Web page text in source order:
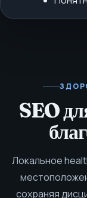
SEO
Локальное
сохраняя